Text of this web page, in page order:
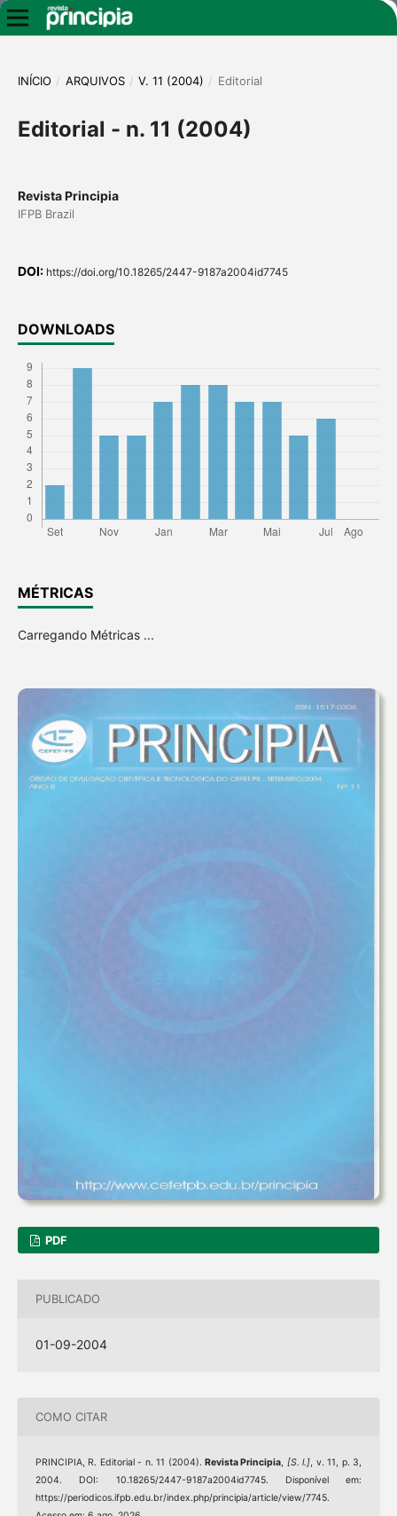
INÍCIO / ARQUIVOS / V. 11 (2004) / Editorial
Editorial - n. 11 (2004)
Revista Principia
IFPB Brazil
DOI: https://doi.org/10.18265/2447-9187a2004id7745
DOWNLOADS
MÉTRICAS
Carregando Métricas ...
PDF
PUBLICADO
01-09-2004
COMO CITAR
PRINCIPIA, R. Editorial - n. 11 (2004). Revista Principia, [S. l.], v. 11, p. 3,
2004. DOI: 10.18265/2447-9187a2004id7745. Disponível em:
https://periodicos.ifpb.edu.br/index.php/principia/article/view/7745.